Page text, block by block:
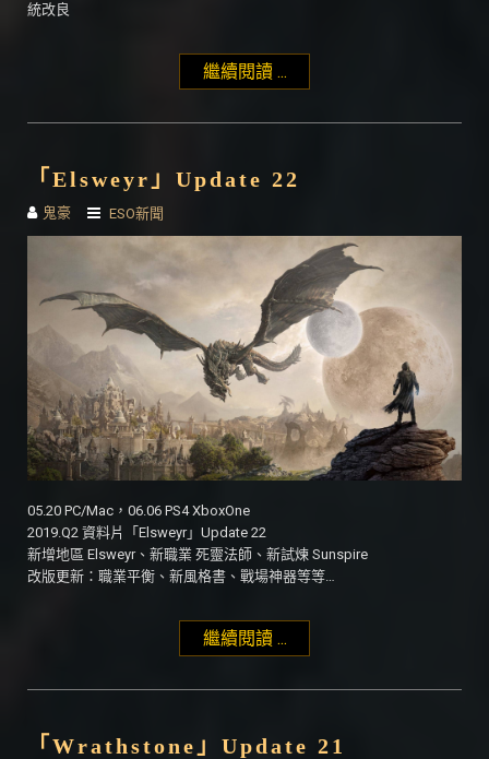
統改良
繼續閱讀 ...
「Elsweyr」Update 22
鬼豪 ESO新聞
05.20 PC/Mac，06.06 PS4 XboxOne
2019.Q2 資料片「Elsweyr」Update 22
新增地區 Elsweyr、新職業 死靈法師、新試煉 Sunspire
改版更新：職業平衡、新風格書、戰場神器等等…
繼續閱讀 ...
「Wrathstone」Update 21